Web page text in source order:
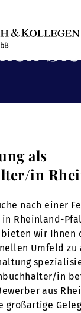
Sie
als
in
nach einer
Rheinland-
wir Ihnen
Umfeld zu
in
aus
großartige